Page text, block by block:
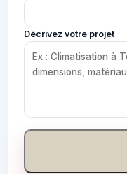
Décrivez votre projet